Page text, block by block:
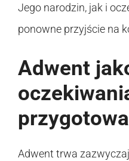
Jego narodzin, jak i
ponowne przyjście na
Adwent
Adwent trwa